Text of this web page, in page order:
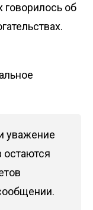
говорилось об
уважение
остаются